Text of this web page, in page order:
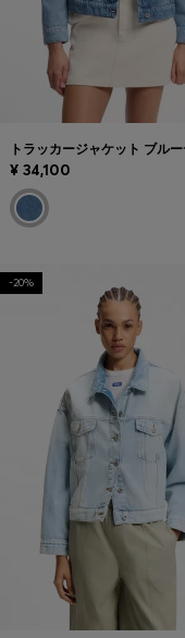
トラッカージャケット ブル
¥ 34,100
-20%